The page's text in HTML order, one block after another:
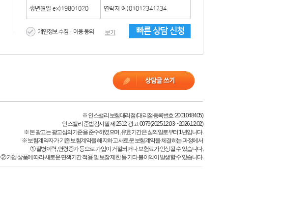
개인정보 수집·이용 동의 보기 빠른 상담 신청
※ 인스밸리 보험대리점 (대리점등록번호: 2001048405)
인스밸리 준법감시필 제 2512-광고-0079(2025.12.03 ~ 2026.12.02)
※ 본 광고는 광고심의기준을 준수하였으며, 유효기간은 심의일로부터 1년입니다.
※ 보험계약자가 기존 보험계약을 해지하고 새로운 보험계약을 체결하는 과정에서
① 질병이력, 연령증가 등으로 가입이 거절되거나 보험료가 인상될 수 있습니다.
② 가입 상품에 따라 새로운 면책기간 적용 및 보장 제한 등 기타 불이익이 발생할 수 있습니다.